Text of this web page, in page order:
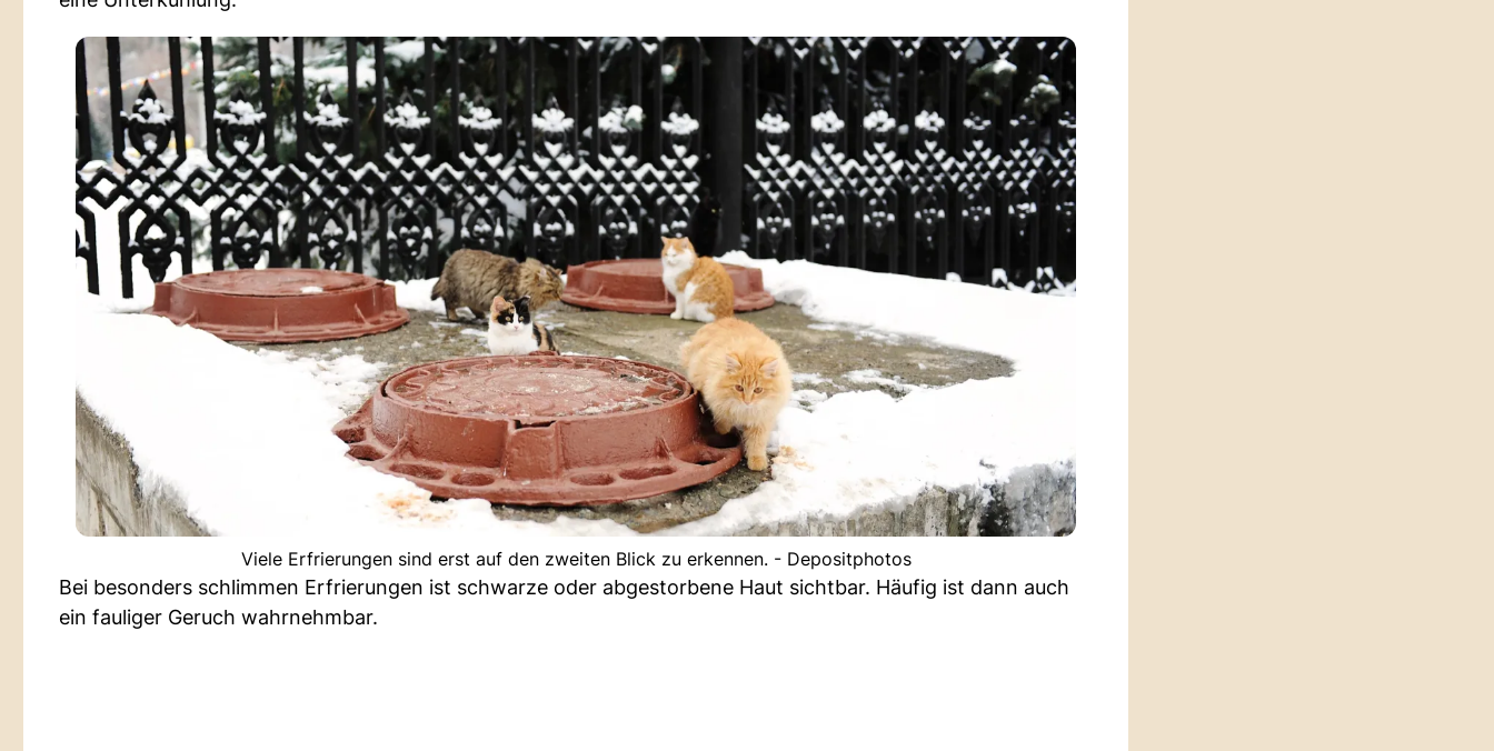
Viele Erfrierungen sind erst auf den zweiten Blick zu erkennen. - Depositphotos
Bei besonders schlimmen Erfrierungen ist schwarze oder abgestorbene Haut sichtbar. Häufig ist dann auch
ein fauliger Geruch wahrnehmbar.